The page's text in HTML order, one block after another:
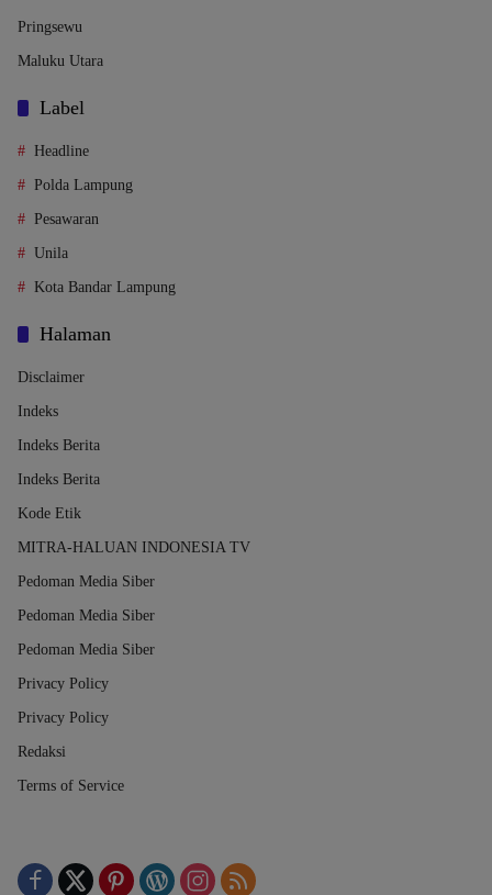
Pringsewu
Maluku Utara
Label
Headline
Polda Lampung
Pesawaran
Unila
Kota Bandar Lampung
Halaman
Disclaimer
Indeks
Indeks Berita
Indeks Berita
Kode Etik
MITRA-HALUAN INDONESIA TV
Pedoman Media Siber
Pedoman Media Siber
Pedoman Media Siber
Privacy Policy
Privacy Policy
Redaksi
Terms of Service